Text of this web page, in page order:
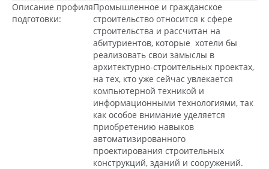
Описание профиля
подготовки:
Промышленное и гражданское
строительство относится к сфере
строительства и рассчитан на
абитуриентов, которые хотели бы
реализовать свои замыслы в
архитектурно-строительных проектах,
на тех, кто уже сейчас увлекается
компьютерной техникой и
информационными технологиями, так
как особое внимание уделяется
приобретению навыков
автоматизированного
проектирования строительных
конструкций, зданий и сооружений.